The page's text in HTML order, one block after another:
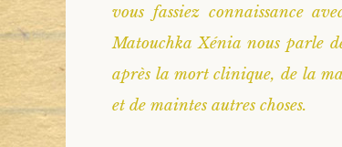
vous fassiez connaissance
Matouchka Xénia nous parle
après la mort clinique, de la
et de maintes autres choses.